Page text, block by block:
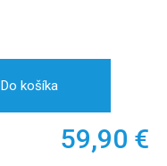
Do košíka
59,90 €